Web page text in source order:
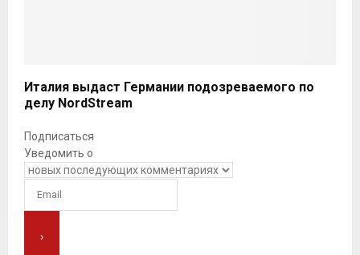
Италия выдаст Германии подозреваемого по
делу NordStream
Подписаться
Уведомить о